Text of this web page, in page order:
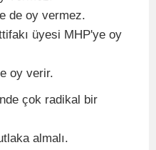
de oy vermez.
üyesi MHP'ye oy
oy verir.
çok radikal bir
almalı.